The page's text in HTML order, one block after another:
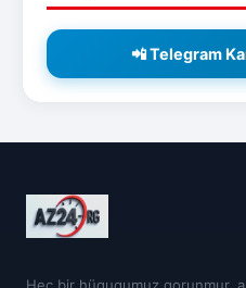
📲 Telegram